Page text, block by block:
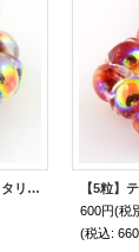
【5粒】ティアドロップビーズ メタリック 【Rustic Brown】
600円(税
(税込: